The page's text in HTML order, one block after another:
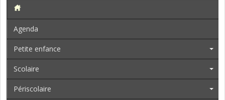
Agenda
Petite enfance
Scolaire
Périscolaire